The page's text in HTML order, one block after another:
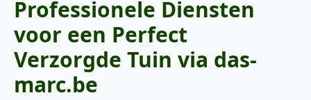
Professionele Diensten
voor een Perfect
Verzorgde Tuin via das-
marc.be